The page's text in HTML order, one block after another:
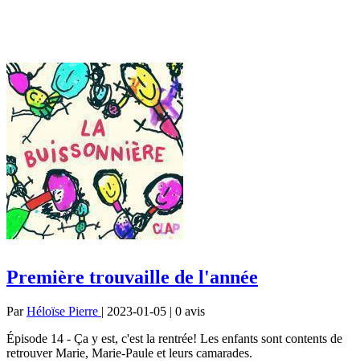
Première trouvaille de l'année
ParHéloïse Pierre | 2023-01-05 | 0 avis
Épisode 14 - Ça y est, c'est la rentrée! Les enfants sont contents de
retrouver Marie, Marie-Paule et leurs camarades.